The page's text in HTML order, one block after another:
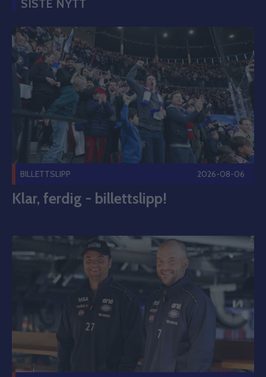
SISTE NYTT
Klar, ferdig - billettslipp! Publisert 2026-08-06
BILLETTSLIPP 2026-08-06
Klar, ferdig - billettslipp!
Westerholm-tvillingene signerer med Vålerenga Publisert